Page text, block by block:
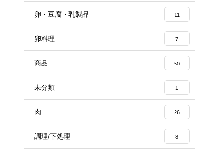
卵・豆腐・乳製品 11
卵料理 7
商品 50
未分類 1
肉 26
調理/下処理 8